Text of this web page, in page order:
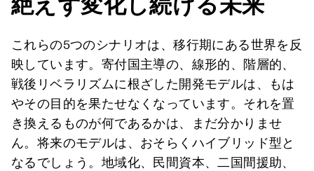
これらの5つのシナリオは、移行期にある世界を反
映しています。寄付国主導の、線形的、階層的、
戦後リベラリズムに根ざした開発モデルは、もは
やその目的を果たせなくなっています。それを置
き換えるものが何であるかは、まだ分かりませ
ん。将来のモデルは、おそらくハイブリッド型と
なるでしょう。地域化、民間資本、二国間援助、